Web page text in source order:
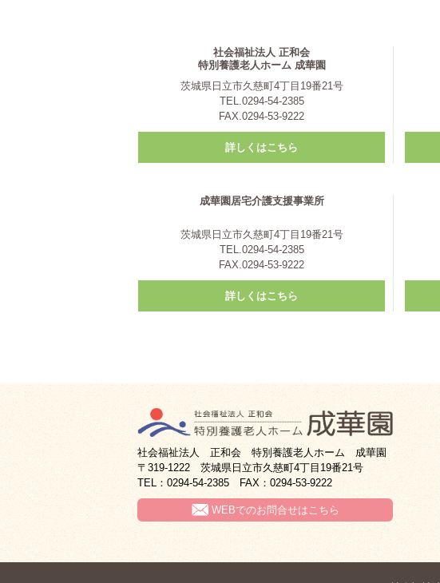
社会福祉法人 正和会
特別養護老人ホーム 成華園
茨城県日立市久慈町4丁目19番21号
TEL.0294-54-2385
FAX.0294-53-9222
詳しくはこちら
成華園居宅介護支援事業所
茨城県日立市久慈町4丁目19番21号
TEL.0294-54-2385
FAX.0294-53-9222
詳しくはこちら
社会福祉法人 正和会 特別養護老人ホーム 成華園
〒319-1222 茨城県日立市久慈町4丁目19番21号
TEL：0294-54-2385 FAX：0294-53-9222
WEBでのお問合せはこちら